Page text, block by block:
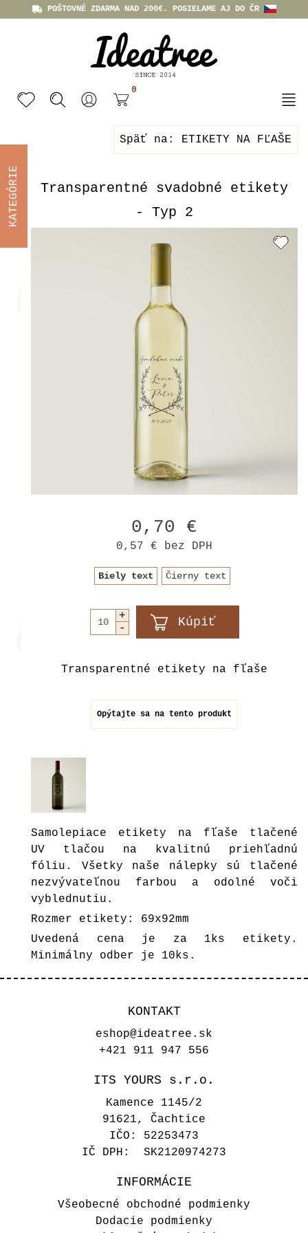
POŠTOVNÉ ZDARMA NAD 200€. POSIELAME AJ DO ČR
0
Späť na: ETIKETY NA FĽAŠE
Transparentné svadobné etikety
- Typ 2
0,70 €
0,57 € bez DPH
Biely text Čierny text
Transparentné etikety na fľaše
Opýtajte sa na tento produkt
Samolepiace etikety na fľaše tlačené
UV tlačou na kvalitnú priehľadnú
fóliu. Všetky naše nálepky sú tlačené
nezvývateľnou farbou a odolné voči
vyblednutiu.
Rozmer etikety: 69x92mm
Uvedená cena je za 1ks etikety.
Minimálny odber je 10ks.
KONTAKT
eshop@ideatree.sk
+421 911 947 556
ITS YOURS s.r.o.
Kamence 1145/2
91621, Čachtice
IČO: 52253473
IČ DPH: SK2120974273
INFORMÁCIE
Všeobecné obchodné podmienky
Dodacie podmienky
KATEGÓRIE